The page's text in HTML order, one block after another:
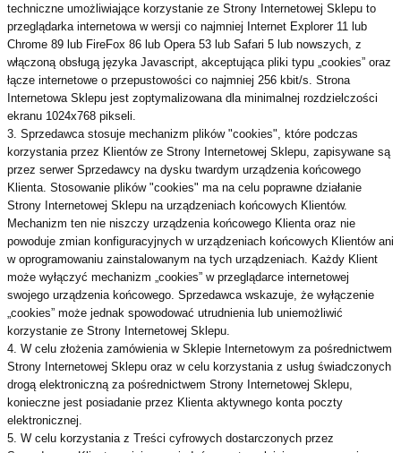
techniczne umożliwiające korzystanie ze Strony Internetowej Sklepu to
przeglądarka internetowa w wersji co najmniej Internet Explorer 11 lub
Chrome 89 lub FireFox 86 lub Opera 53 lub Safari 5 lub nowszych, z
włączoną obsługą języka Javascript, akceptująca pliki typu „cookies” oraz
łącze internetowe o przepustowości co najmniej 256 kbit/s. Strona
Internetowa Sklepu jest zoptymalizowana dla minimalnej rozdzielczości
ekranu 1024x768 pikseli.
3. Sprzedawca stosuje mechanizm plików "cookies", które podczas
korzystania przez Klientów ze Strony Internetowej Sklepu, zapisywane są
przez serwer Sprzedawcy na dysku twardym urządzenia końcowego
Klienta. Stosowanie plików "cookies" ma na celu poprawne działanie
Strony Internetowej Sklepu na urządzeniach końcowych Klientów.
Mechanizm ten nie niszczy urządzenia końcowego Klienta oraz nie
powoduje zmian konfiguracyjnych w urządzeniach końcowych Klientów ani
w oprogramowaniu zainstalowanym na tych urządzeniach. Każdy Klient
może wyłączyć mechanizm „cookies” w przeglądarce internetowej
swojego urządzenia końcowego. Sprzedawca wskazuje, że wyłączenie
„cookies” może jednak spowodować utrudnienia lub uniemożliwić
korzystanie ze Strony Internetowej Sklepu.
4. W celu złożenia zamówienia w Sklepie Internetowym za pośrednictwem
Strony Internetowej Sklepu oraz w celu korzystania z usług świadczonych
drogą elektroniczną za pośrednictwem Strony Internetowej Sklepu,
konieczne jest posiadanie przez Klienta aktywnego konta poczty
elektronicznej.
5. W celu korzystania z Treści cyfrowych dostarczonych przez